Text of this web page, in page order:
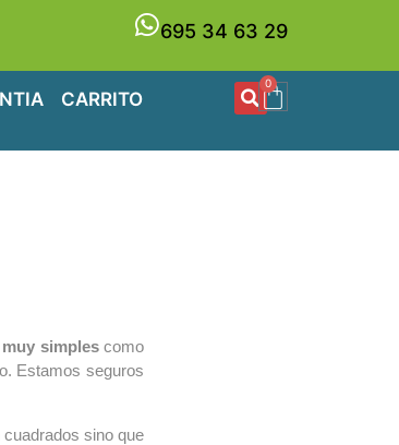
695 34 63 29
CARRITO
0
simplescomo
Estamos seguros
sino que